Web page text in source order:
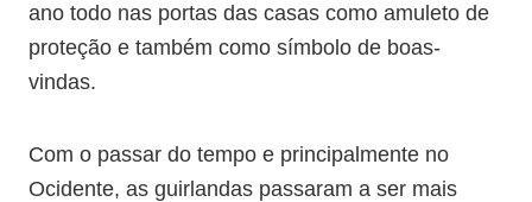
ano todo nas portas das casas como amuleto de
proteção e também como símbolo de boas-
vindas.
Com o passar do tempo e principalmente no
Ocidente, as guirlandas passaram a ser mais